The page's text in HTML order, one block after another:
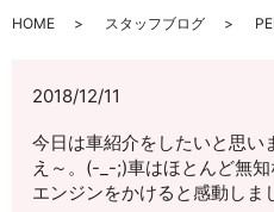
HOME スタッフブログ
2018/12/11
今日は車紹介をしたいと思い
え～。(-_-;)車はほとんど無知
エンジンをかけると感動しま